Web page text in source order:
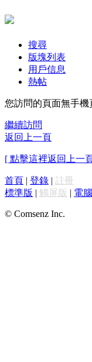
搜尋
版塊列表
用戶信息
熱帖
您訪問的頁面無手機
繼續訪問
返回上一頁
[ 點擊這裡返回上一
首頁 | 登錄 | 註冊
標準版 | 觸屏版 | 電
© Comsenz Inc.